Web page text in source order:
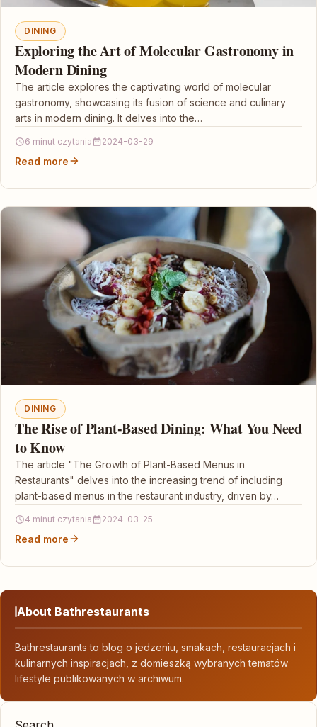
DINING
Exploring the Art of Molecular Gastronomy in
Modern Dining
The article explores the captivating world of molecular
gastronomy, showcasing its fusion of science and culinary
arts in modern dining. It delves into the…
6 minut czytania 2024-03-29
Read more
DINING
The Rise of Plant-Based Dining: What You Need
to Know
The article "The Growth of Plant-Based Menus in
Restaurants" delves into the increasing trend of including
plant-based menus in the restaurant industry, driven by…
4 minut czytania 2024-03-25
Read more
About Bathrestaurants
Bathrestaurants to blog o jedzeniu, smakach, restauracjach i
kulinarnych inspiracjach, z domieszką wybranych tematów
lifestyle publikowanych w archiwum.